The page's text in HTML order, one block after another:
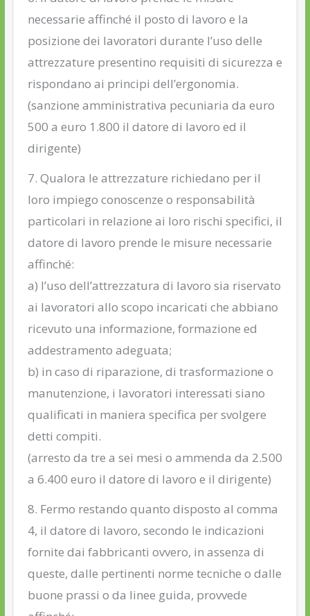
necessarie affinché il posto di lavoro e la
posizione dei lavoratori durante l’uso delle
attrezzature presentino requisiti di sicurezza e
rispondano ai principi dell’ergonomia.
(sanzione amministrativa pecuniaria da euro
500 a euro 1.800 il datore di lavoro ed il
dirigente)
7. Qualora le attrezzature richiedano per il
loro impiego conoscenze o responsabilità
particolari in relazione ai loro rischi specifici, il
datore di lavoro prende le misure necessarie
affinché:
a) l’uso dell’attrezzatura di lavoro sia riservato
ai lavoratori allo scopo incaricati che abbiano
ricevuto una informazione, formazione ed
addestramento adeguata;
b) in caso di riparazione, di trasformazione o
manutenzione, i lavoratori interessati siano
qualificati in maniera specifica per svolgere
detti compiti.
(arresto da tre a sei mesi o ammenda da 2.500
a 6.400 euro il datore di lavoro e il dirigente)
8. Fermo restando quanto disposto al comma
4, il datore di lavoro, secondo le indicazioni
fornite dai fabbricanti ovvero, in assenza di
queste, dalle pertinenti norme tecniche o dalle
buone prassi o da linee guida, provvede